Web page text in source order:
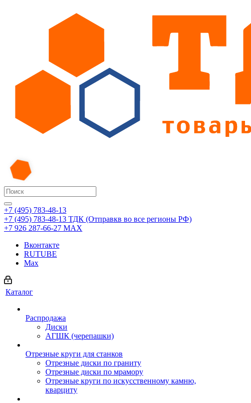
+7 (495) 783-48-13
+7 (495) 783-48-13 ТДК (Отправкв во все регионы РФ)
+7 926 287-66-27 МАХ
Вконтакте
RUTUBE
Max
Каталог
Распродажа
Диски
АГШК (черепашки)
Отрезные круги для станков
Отрезные диски по граниту
Отрезные диски по мрамору
Отрезные круги по искусственному камню,
кварциту